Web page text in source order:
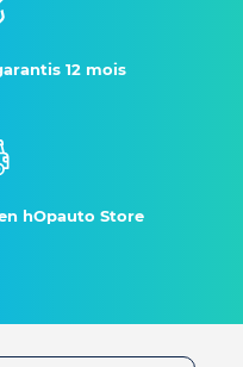
12 mois
hOpauto Store